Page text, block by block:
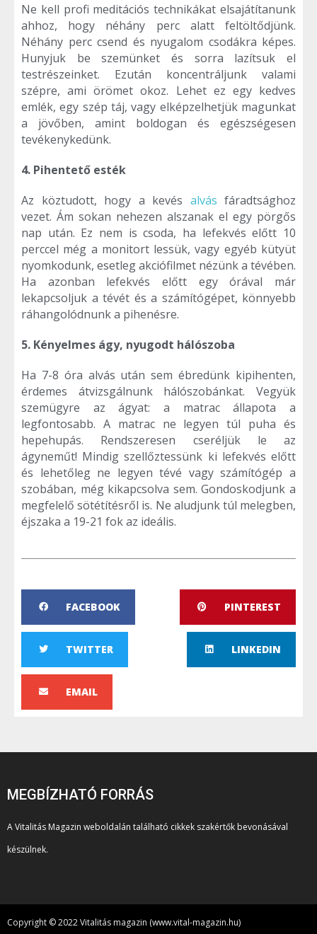
Ne kell profi meditációs technikákat elsajátítanunk
ahhoz, hogy néhány perc alatt feltöltődjünk.
Néhány perc csend és nyugalom csodákra képes.
Hunyjuk be szemünket és sorra lazítsuk el
testrészeinket. Ezután koncentráljunk valami
szépre, ami örömet okoz. Lehet ez egy kedves
emlék, egy szép táj, vagy elképzelhetjük magunkat
a jövőben, amint boldogan és egészségesen
tevékenykedünk.
4. Pihentető esték
Az köztudott, hogy a kevés alvás fáradtsághoz
vezet. Ám sokan nehezen alszanak el egy pörgős
nap után. Ez nem is csoda, ha lefekvés előtt 10
perccel még a monitort lessük, vagy egyéb kütyüt
nyomkodunk, esetleg akciófilmet nézünk a tévében.
Ha azonban lefekvés előtt egy órával már
lekapcsoljuk a tévét és a számítógépet, könnyebb
ráhangolódnunk a pihenésre.
5. Kényelmes ágy, nyugodt hálószoba
Ha 7-8 óra alvás után sem ébredünk kipihenten,
érdemes átvizsgálnunk hálószobánkat. Vegyük
szemügyre az ágyat: a matrac állapota a
legfontosabb. A matrac ne legyen túl puha és
hepehupás. Rendszeresen cseréljük le az
ágyneműt! Mindig szellőztessünk ki lefekvés előtt
és lehetőleg ne legyen tévé vagy számítógép a
szobában, még kikapcsolva sem. Gondoskodjunk a
megfelelő sötétítésről is. Ne aludjunk túl melegben,
éjszaka a 19-21 fok az ideális.
FACEBOOK PINTEREST
TWITTER LINKEDIN
EMAIL
MEGBÍZHATÓ FORRÁS
A Vitalitás Magazin weboldalán található cikkek szakértők bevonásával
készülnek.
Copyright © 2022 Vitalitás magazin (www.vital-magazin.hu)